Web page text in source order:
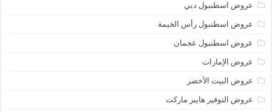
عروض اسطنبول دبي
عروض اسطنبول رأس الخيمة
عروض اسطنبول عجمان
عروض الإمارات
عروض البيت الأخضر
عروض التوفير هايبر ماركت